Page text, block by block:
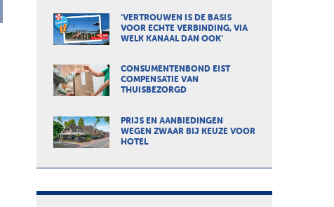
‘VERTROUWEN IS DE BASIS
VOOR ECHTE VERBINDING, VIA
WELK KANAAL DAN OOK’
CONSUMENTENBOND EIST
COMPENSATIE VAN
THUISBEZORGD
PRIJS EN AANBIEDINGEN
WEGEN ZWAAR BIJ KEUZE VOOR
HOTEL